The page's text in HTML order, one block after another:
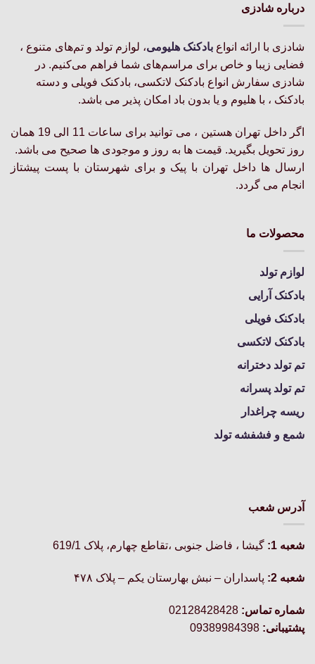
درباره شادزی
شادزی با ارائه انواع بادکنک‌ هلیومی، لوازم تولد و تم‌های متنوع ،
فضایی زیبا و خاص برای مراسم‌های شما فراهم می‌کنیم. در
شادزی سفارش انواع بادکنک لاتکسی، بادکنک فویلی و دسته
بادکنک ، با هلیوم و یا بدون باد امکان پذیر می باشد.
اگر داخل تهران هستین ، می توانید برای ساعات 11 الی 19 همان
روز تحویل بگیرید. قیمت ها به روز و موجودی ها صحیح می باشد.
ارسال ها داخل تهران با پیک و برای شهرستان با پست پیشتاز
انجام می گردد.
محصولات ما
لوازم تولد
بادکنک آرایی
بادکنک فویلی
بادکنک لاتکسی
تم تولد دخترانه
تم تولد پسرانه
ریسه چراغدار
شمع و فشفشه تولد
آدرس شعب
شعبه 1: گيشا ، فاضل جنوبی ،تقاطع چهارم، پلاک 619/1
شعبه 2: پاسداران – نبش بهارستان یکم – پلاک ۴۷۸
شماره تماس:
پشتیبانی: